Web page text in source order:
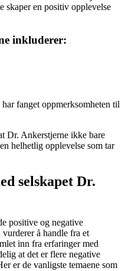
skaper en positiv opplevelse
inkluderer:
fanget oppmerksomheten til
Dr. Ankerstjerne ikke bare
helhetlig opplevelse som tar
selskapet Dr.
positive og negative
å handle fra et
inn fra erfaringer med
at det er flere negative
er de vanligste temaene som